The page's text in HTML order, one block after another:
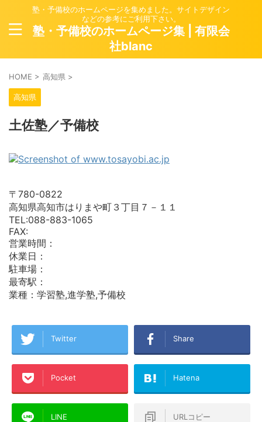
塾・予備校のホームページを集めました。サイトデザイン
などの参考にご利用下さい。
塾・予備校のホームページ集 | 有限会
社blanc
HOME > 高知県 >
高知県
土佐塾／予備校
〒780-0822
高知県高知市はりまや町３丁目７－１１
TEL:088-883-1065
FAX:
営業時間：
休業日：
駐車場：
最寄駅：
業種：学習塾,進学塾,予備校
Twitter Share
Pocket Hatena
LINE URLコピー